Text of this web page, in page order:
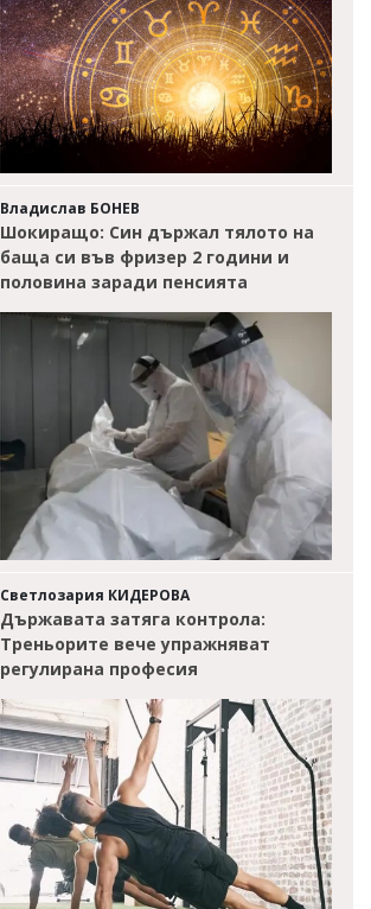
Владислав БОНЕВ
Шокиращо: Син държал тялото на
баща си във фризер 2 години и
половина заради пенсията
Светлозария КИДЕРОВА
Държавата затяга контрола:
Треньорите вече упражняват
регулирана професия